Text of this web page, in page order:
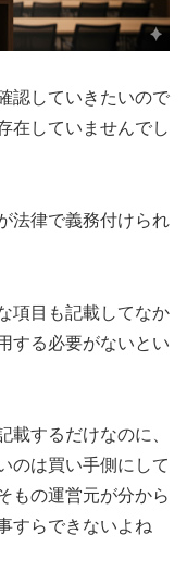
認していきたいので
在していませんでし
法律で義務付けられ
項目も記載してなか
する必要がないとい
載するだけなのに、
のは買い手側にして
もの運営元が分から
すらできないよね